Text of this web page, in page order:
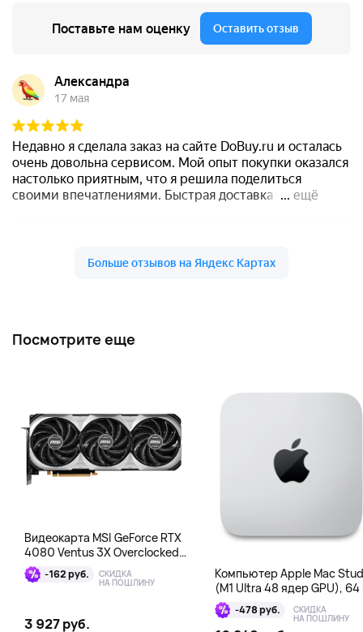
Посмотрите еще
Видеокарта MSI GeForce RTX
4080 Ventus 3X Overclocked
16GB DDR6X
-162 руб. СКИДКА
НА ПОШЛИНУ
3 927 руб.
Компьютер Apple Mac
(M1 Ultra 48 ядер GPU), 64
1 Тб -478 руб. СКИДКА
НА ПОШЛИНУ